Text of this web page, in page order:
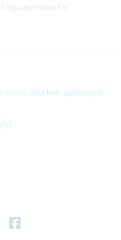
tai
asia kuin päästöjen